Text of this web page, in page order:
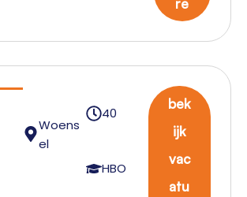
Woens
el
40
HBO
bek
ijk
vac
atu